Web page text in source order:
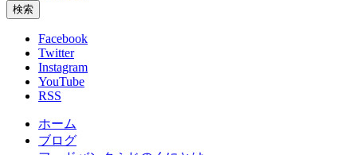
検索
Facebook
Twitter
Instagram
YouTube
RSS
ホーム
ブログ